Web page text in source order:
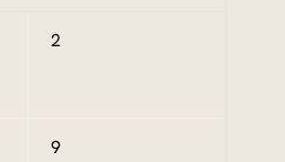
2
9